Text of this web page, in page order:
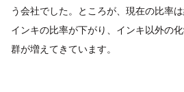
う会社でした。ところが、現在の比率
インキの比率が下がり、インキ以外の
群が増えてきています。